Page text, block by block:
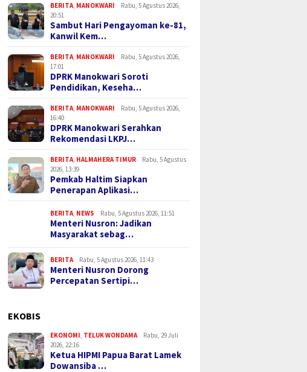
BERITA MANOKWARI
Rabu, 5 Agustus 2026,
20:51
Sambut Hari Pengayoman ke-81,
Kanwil Kem…
BERITA MANOKWARI
Rabu, 5 Agustus 2026,
17:01
DPRK Manokwari Soroti
Pendidikan, Keseha…
BERITA MANOKWARI
Rabu, 5 Agustus 2026,
16:40
DPRK Manokwari Serahkan
Rekomendasi LKPJ…
BERITA HALMAHERA TIMUR
Rabu, 5 Agustus
2026, 13:39
Pemkab Haltim Siapkan
Penerapan Aplikasi…
BERITA NEWS Rabu, 5 Agustus 2026, 11:51
Menteri Nusron: Jadikan
Masyarakat sebag…
BERITA Rabu, 5 Agustus 2026, 11:43
Menteri Nusron Dorong
Percepatan Sertipi…
EKOBIS
EKONOMI TELUK WONDAMA
Rabu, 29 Juli
2026, 22:16
Ketua HIPMI Papua Barat Lamek
Dowansiba …